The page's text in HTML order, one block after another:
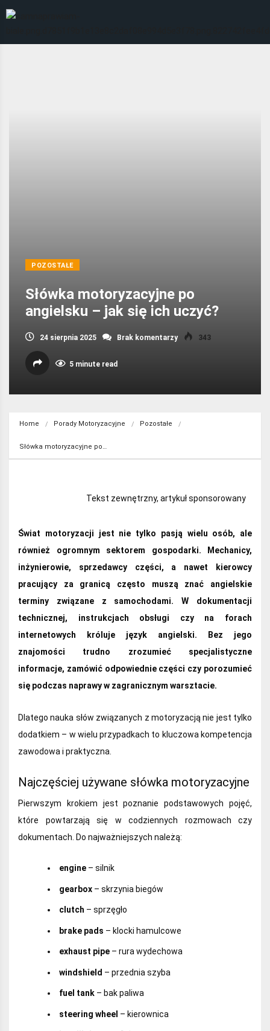
POZOSTAŁE
Słówka motoryzacyjne po
angielsku – jak się ich uczyć?
24 sierpnia 2025 Brak komentarzy 343
5 minute read
Home Porady Motoryzacyjne Pozostałe
Słówka motoryzacyjne po…
Tekst zewnętrzny, artykuł sponsorowany
Świat motoryzacji jest nie tylko pasją wielu osób, ale
również ogromnym sektorem gospodarki. Mechanicy,
inżynierowie, sprzedawcy części, a nawet kierowcy
pracujący za granicą często muszą znać angielskie
terminy związane z samochodami. W dokumentacji
technicznej, instrukcjach obsługi czy na forach
internetowych króluje język angielski. Bez jego
znajomości trudno zrozumieć specjalistyczne
informacje, zamówić odpowiednie części czy porozumieć
się podczas naprawy w zagranicznym warsztacie.
Dlatego nauka słów związanych z motoryzacją nie jest tylko
dodatkiem – w wielu przypadkach to kluczowa kompetencja
zawodowa i praktyczna.
Najczęściej używane słówka motoryzacyjne
Pierwszym krokiem jest poznanie podstawowych pojęć,
które powtarzają się w codziennych rozmowach czy
dokumentach. Do najważniejszych należą:
engine – silnik
gearbox – skrzynia biegów
clutch – sprzęgło
brake pads – klocki hamulcowe
exhaust pipe – rura wydechowa
windshield – przednia szyba
fuel tank – bak paliwa
steering wheel – kierownica